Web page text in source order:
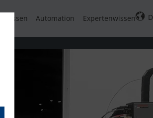
Automation Expertenwissen